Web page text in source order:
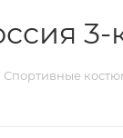
3-
Спортивные